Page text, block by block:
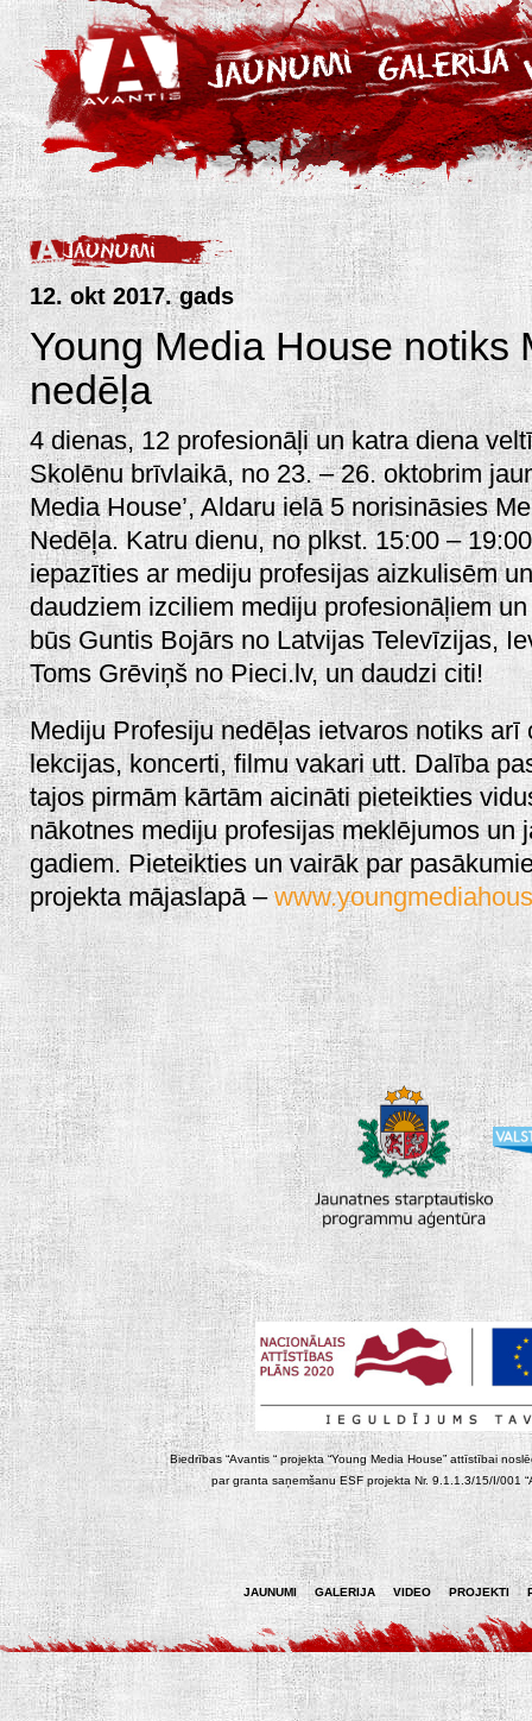
12. okt 2017. gads
Young Media House notiks
nedēļa
4 dienas, 12 profesionāļi un katra diena
Skolēnu brīvlaikā, no 23. – 26. oktobrim
Media House’, Aldaru ielā 5 norisināsies
Nedēļa. Katru dienu, no plkst. 15:00 –
iepazīties ar mediju profesijas aizkulisēm
daudziem izciliem mediju profesionāļiem
būs Guntis Bojārs no Latvijas Televīzijas,
Toms Grēviņš no Pieci.lv, un daudzi citi!
Mediju Profesiju nedēļas ietvaros notiks arī
lekcijas, koncerti, filmu vakari utt. Dalība
tajos pirmām kārtām aicināti pieteikties
nākotnes mediju profesijas meklējumos un
gadiem. Pieteikties un vairāk par
projekta mājaslapā –
Biedrības “Avantis “ projekta “Young Media House” attīstībai
par granta saņemšanu ESF projekta Nr. 9.1.1.3/15/I/001
JAUNUMI GALERIJA VIDEO PROJEKTI